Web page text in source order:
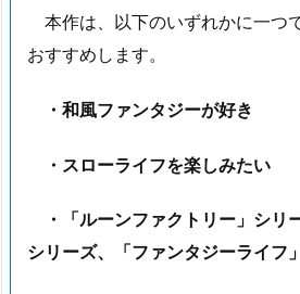
本作は、以下のいずれかに一つ
おすすめします。
・和風ファンタジーが好き
・スローライフを楽しみたい
・「ルーンファクトリー」シリ
シリーズ、「ファンタジーライフ